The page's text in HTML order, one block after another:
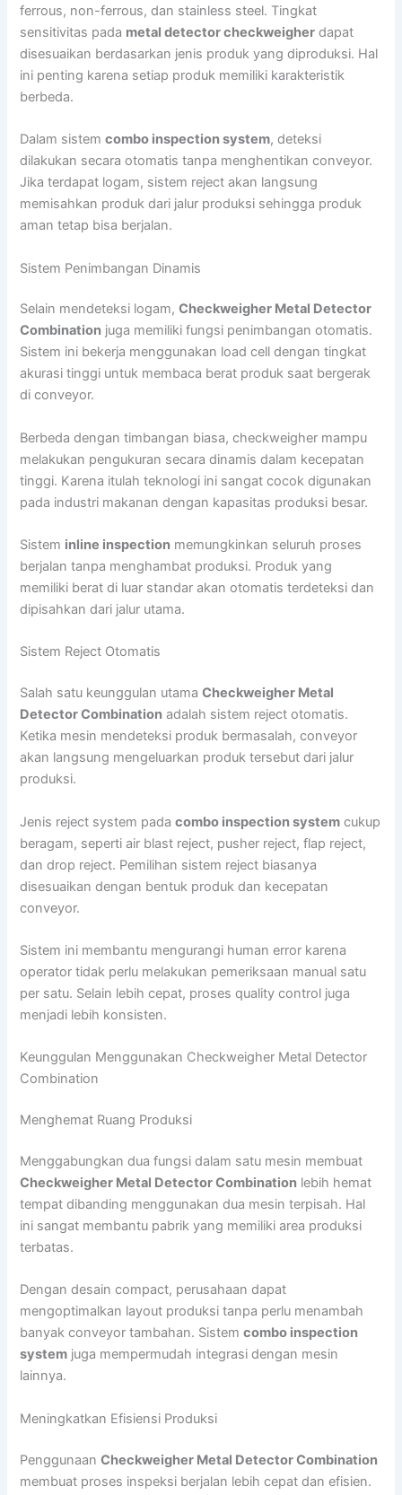
ferrous, non-ferrous, dan stainless steel. Tingkat
sensitivitas pada metal detector checkweigher dapat
disesuaikan berdasarkan jenis produk yang diproduksi. Hal
ini penting karena setiap produk memiliki karakteristik
berbeda.
Dalam sistemcombo inspection system, deteksi
dilakukan secara otomatis tanpa menghentikan conveyor.
Jika terdapat logam, sistem reject akan langsung
memisahkan produk dari jalur produksi sehingga produk
aman tetap bisa berjalan.
Sistem Penimbangan Dinamis
Selain mendeteksi logam,Checkweigher Metal Detector
Combination juga memiliki fungsi penimbangan otomatis.
Sistem ini bekerja menggunakan load cell dengan tingkat
akurasi tinggi untuk membaca berat produk saat bergerak
di conveyor.
Berbeda dengan timbangan biasa, checkweigher mampu
melakukan pengukuran secara dinamis dalam kecepatan
tinggi. Karena itulah teknologi ini sangat cocok digunakan
pada industri makanan dengan kapasitas produksi besar.
Sistem inline inspection memungkinkan seluruh proses
berjalan tanpa menghambat produksi. Produk yang
memiliki berat di luar standar akan otomatis terdeteksi dan
dipisahkan dari jalur utama.
Sistem Reject Otomatis
Salah satu keunggulan utamaCheckweigher Metal
Detector Combination adalah sistem reject otomatis.
Ketika mesin mendeteksi produk bermasalah, conveyor
akan langsung mengeluarkan produk tersebut dari jalur
produksi.
Jenis reject system padacombo inspection system cukup
beragam, seperti air blast reject, pusher reject, flap reject,
dan drop reject. Pemilihan sistem reject biasanya
disesuaikan dengan bentuk produk dan kecepatan
conveyor.
Sistem ini membantu mengurangi human error karena
operator tidak perlu melakukan pemeriksaan manual satu
per satu. Selain lebih cepat, proses quality control juga
menjadi lebih konsisten.
Keunggulan Menggunakan Checkweigher Metal Detector
Combination
Menghemat Ruang Produksi
Menggabungkan dua fungsi dalam satu mesin membuat
Checkweigher Metal Detector Combination lebih hemat
tempat dibanding menggunakan dua mesin terpisah. Hal
ini sangat membantu pabrik yang memiliki area produksi
terbatas.
Dengan desain compact, perusahaan dapat
mengoptimalkan layout produksi tanpa perlu menambah
banyak conveyor tambahan. Sistemcombo inspection
system juga mempermudah integrasi dengan mesin
lainnya.
Meningkatkan Efisiensi Produksi
PenggunaanCheckweigher Metal Detector Combination
membuat proses inspeksi berjalan lebih cepat dan efisien.